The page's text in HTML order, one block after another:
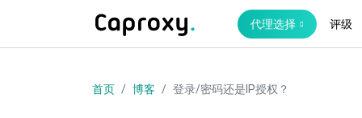
代理选择 评级
首页 博客 登录/密码还是IP授权？